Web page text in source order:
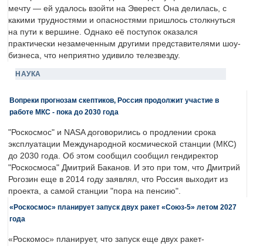
мечту — ей удалось взойти на Эверест. Она делилась, с
какими трудностями и опасностями пришлось столкнуться
на пути к вершине. Однако её поступок оказался
практически незамеченным другими представителями шоу-
бизнеса, что неприятно удивило телезвезду.
НАУКА
Вопреки прогнозам скептиков, Россия продолжит участие в
работе МКС - пока до 2030 года
"Роскосмос" и NASA договорились о продлении срока
эксплуатации Международной космической станции (МКС)
до 2030 года. Об этом сообщил сообщил гендиректор
"Роскосмоса" Дмитрий Баканов. И это при том, что Дмитрий
Рогозин еще в 2014 году заявлял, что Россия выходит из
проекта, а самой станции "пора на пенсию".
«Роскосмос» планирует запуск двух ракет «Союз-5» летом 2027
года
«Роскомос» планирует, что запуск еще двух ракет-